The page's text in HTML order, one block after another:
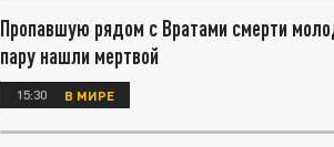
Пропавшую рядом с Вратами смерти
пару нашли мертвой
15:30 В МИРЕ